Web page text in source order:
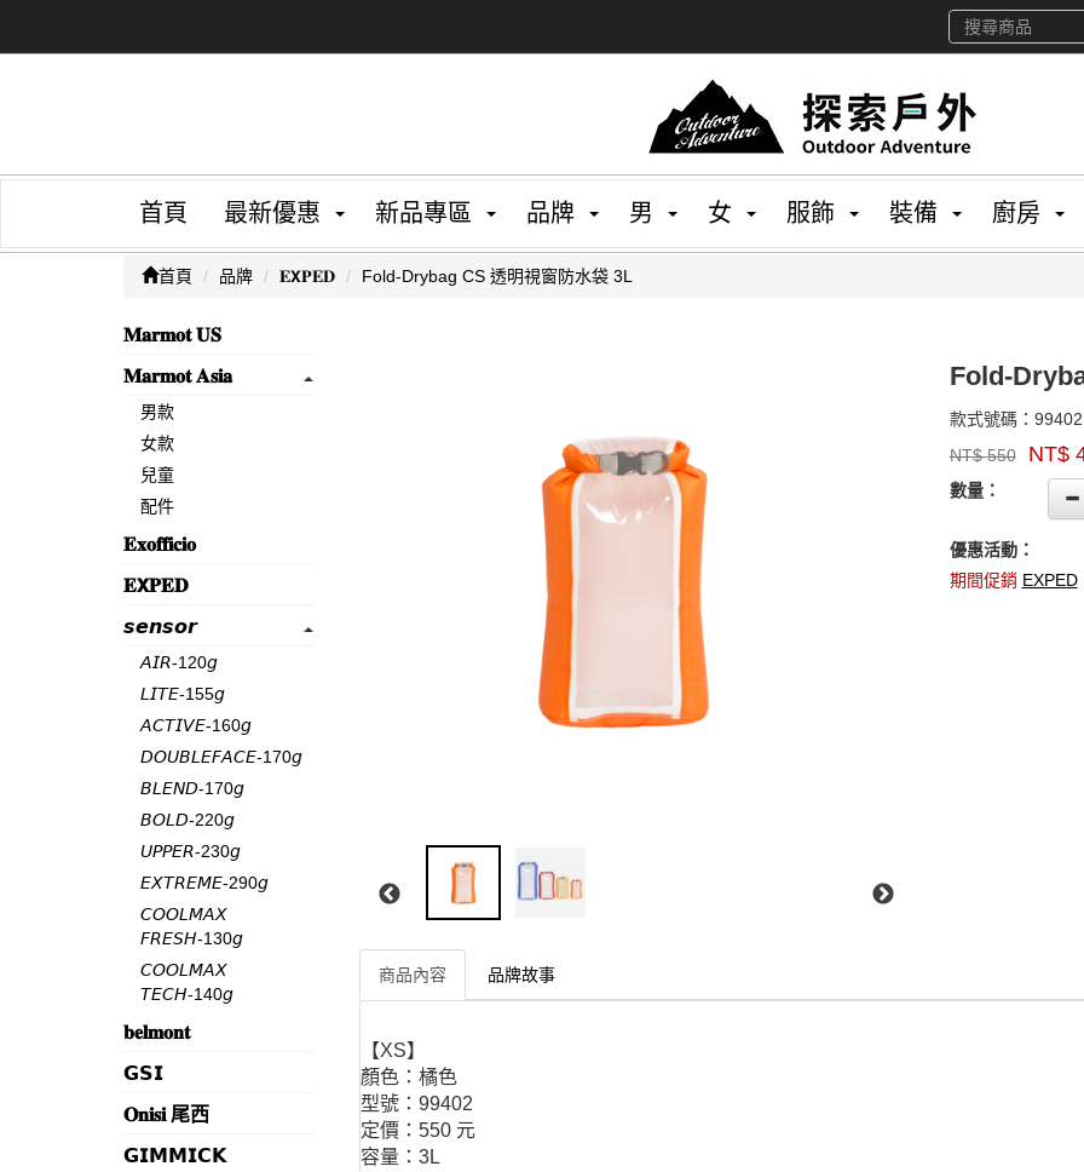
首頁 最新優惠 新品專區 品牌 男 女 服飾 裝備 廚房
首頁 品牌 𝐄𝗫𝐏𝐄𝐃 Fold-Drybag CS 透明視窗防水袋 3L
𝐌𝐚𝐫𝐦𝐨𝐭 𝐔𝐒
𝐌𝐚𝐫𝐦𝐨𝐭 𝐀𝐬𝐢𝐚
男款
女款
兒童
配件
𝐄𝐱𝐨𝐟𝐟𝐢𝐜𝐢𝐨
𝐄𝗫𝐏𝐄𝐃
𝙨𝙚𝙣𝙨𝙤𝙧
𝘈𝘐𝘙-120𝘨
𝘓𝘐𝘛𝘌-155𝘨
𝘈𝘊𝘛𝘐𝘝𝘌-160𝘨
𝘋𝘖𝘜𝘉𝘓𝘌𝘍𝘈𝘊𝘌-170𝘨
𝘉𝘓𝘌𝘕𝘋-170𝘨
𝘉𝘖𝘓𝘋-220𝘨
𝘜𝘗𝘗𝘌𝘙-230𝘨
𝘌𝘟𝘛𝘙𝘌𝘔𝘌-290𝘨
𝘊𝘖𝘖𝘓𝘔𝘈𝘟
𝘍𝘙𝘌𝘚𝘏-130𝘨
𝘊𝘖𝘖𝘓𝘔𝘈𝘟
𝘛𝘌𝘊𝘏-140𝘨
𝐛𝐞𝐥𝐦𝐨𝐧𝐭
𝗚𝗦𝗜
𝐎𝐧𝐢𝐬𝐢 尾西
𝗚𝗜𝗠𝗠𝗜𝗖𝗞
Fold-
款式號碼： 99402
牌：
EXPED
NT$550 NT$
數量：
優惠活動：
期間促銷 EXPED
商品內容 品牌故事
【XS】
顏色：橘色
型號：99402
定價：550 元
容量：3L